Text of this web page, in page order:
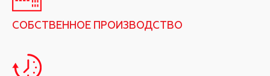
СОБСТВЕННОЕ ПРОИЗВОДСТВО